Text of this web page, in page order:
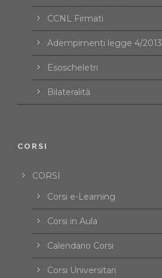
CCNL Firmati
Adempimenti legge 4/2013
Esoscheletri
Bilateralità
CORSI
CORSI
Corsi e-Learning
Corsi in Aula
Calendario Corsi
Corsi Universitari